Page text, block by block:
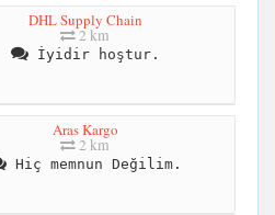
DHL Supply Chain
2 km
İyidir hoştur.
Aras Kargo
2 km
Hiç memnun Değilim.